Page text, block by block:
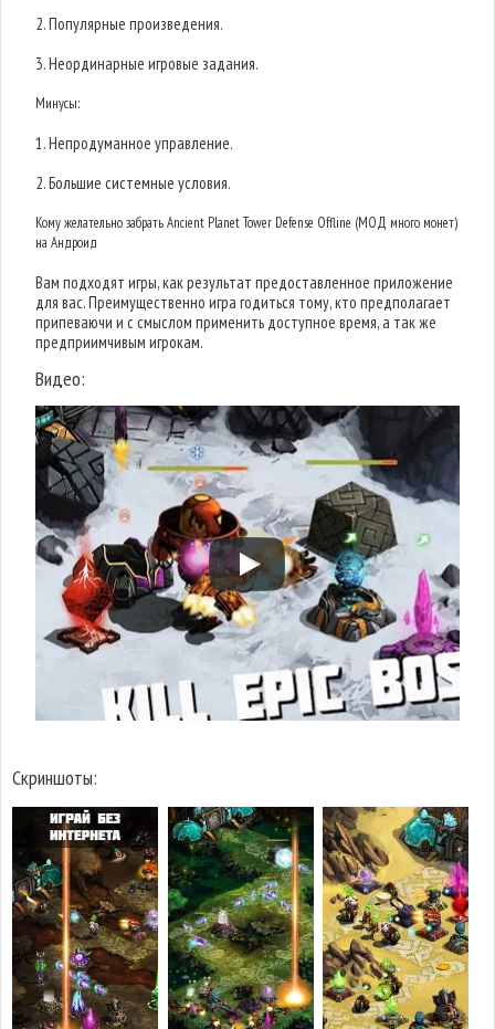
2. Популярные произведения.
3. Неординарные игровые задания.
Минусы:
1. Непродуманное управление.
2. Большие системные условия.
Кому желательно забрать Ancient Planet Tower Defense Offline (МОД много монет)
на Андроид
Вам подходят игры, как результат предоставленное приложение
для вас. Преимущественно игра годиться тому, кто предполагает
припеваючи и с смыслом применить доступное время, а так же
предприимчивым игрокам.
Видео:
Скриншоты: